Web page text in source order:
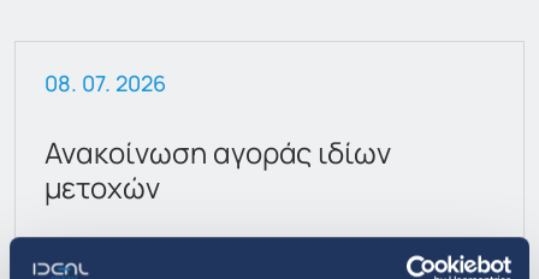
08. 07. 2026
Ανακοίνωση αγοράς ιδίων
μετοχών